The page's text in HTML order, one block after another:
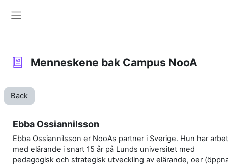
Menneskene bak Campus NooA
Back
Ebba Ossiannilsson
Ebba Ossiannilsson er NooAs partner i Sverige. Hun har
med elärande i snart 15 år på Lunds universitet med
pedagogisk och strategisk utveckling av elärande, oer